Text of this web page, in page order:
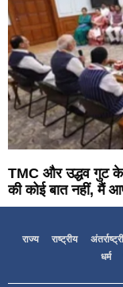
TMC और उद्धव गुट के
की कोई बात नहीं, मैं
राज्य राष्ट्रीय
धर्म